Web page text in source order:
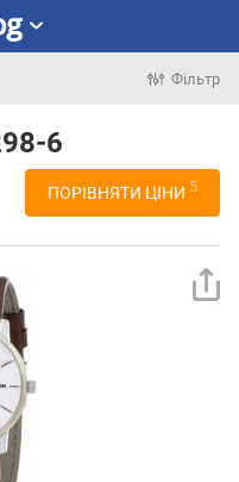
Фільтр
6
ПОРІВНЯТИ ЦІНИ 5